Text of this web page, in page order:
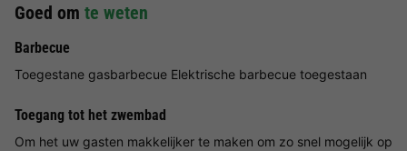
Goed om te weten
Barbecue
Toegestane gasbarbecue Elektrische barbecue toegestaan
Toegang tot het zwembad
Om het uw gasten makkelijker te maken om zo snel mogelijk op